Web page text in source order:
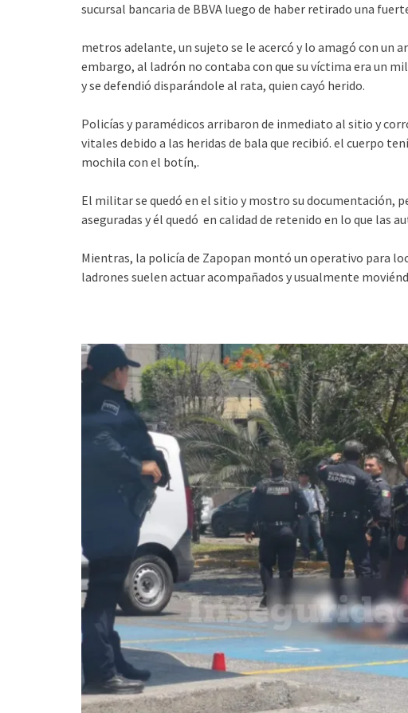
sucursal bancaria de BBVA luego de haber retirado una
metros adelante, un sujeto se le acercó y lo amagó con un
embargo, al ladrón no contaba con que su víctima era un
y se defendió disparándole al rata, quien cayó herido.
Policías y paramédicos arribaron de inmediato al sitio y
vitales debido a las heridas de bala que recibió. el cuerpo
mochila con el botín,.
El militar se quedó en el sitio y mostro su documentación,
aseguradas y él quedó en calidad de retenido en lo que las
Mientras, la policía de Zapopan montó un operativo para
ladrones suelen actuar acompañados y usualmente